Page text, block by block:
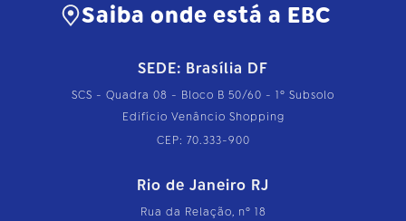
Saiba onde está a EBC
SEDE: Brasília DF
SCS - Quadra 08 - Bloco B 50/60 - 1º Subsolo
Edifício Venâncio Shopping
CEP: 70.333-900
Rio de Janeiro RJ
Rua da Relação, nº 18